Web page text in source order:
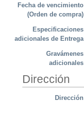
Fecha de vencimiento
(Orden de compra)
Especificaciones
adicionales de Entrega
Gravámenes
adicionales
Dirección
Dirección